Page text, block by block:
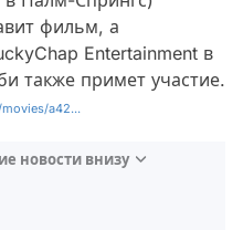
фильм, а
Entertainment в
также примет участие.
a42...
новости внизу